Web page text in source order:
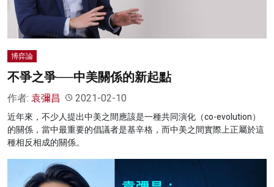
博弈論
不爭之爭──中美關係的新起點
作者: 袁彌昌 2021-02-10
近年來，不少人提出中美之間應該是一種共同演化（co-evolution）
的關係，當中最重要的倡議者是基辛格，而中美之間實際上正屬於這
種相反相成的關係。